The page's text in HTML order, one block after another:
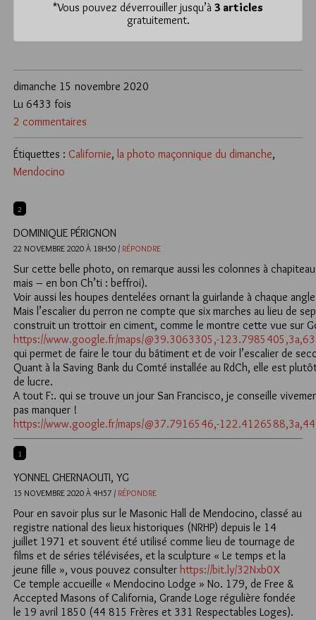
*Vous pouvez déverrouiller jusqu’à 3 articles
gratuitement.
dimanche 15 novembre 2020
2 commentaires
Lu 6433 fois
Étiquettes : Californie, la photo maçonnique du dimanche,
Mendocino
2
DOMINIQUE PÉRIGNON
22 NOVEMBRE 2020 À 18H50 / RÉPONDRE
Sur cette belle photo, on remarque aussi les colonnes à
mais – en bon Ch’ti : beffroi).
Voir aussi les houpes dentelées ornant la guirlande à chaque
Mais l’escalier du perron ne compte que six marches au lieu de
construit un trottoir en ciment, comme le montre cette vue sur
https://www.google.fr/maps/@39.3063305,-
qui permet de faire le tour du bâtiment et de voir l’escalier de
Quant à la Saving Bank du Comté installée au RdCh, elle est
de lucre.
A tout F:. qui se trouve un jour San Francisco, je conseille
pas manquer !
https://www.google.fr/maps/@37.7916546,-
1
YONNEL GHERNAOUTI, YG
15 NOVEMBRE 2020 À 4H57 / RÉPONDRE
Pour en savoir plus sur le Masonic Hall de Mendocino, classé au
registre national des lieux historiques (NRHP) depuis le 14
juillet 1971 et souvent été utilisé comme lieu de tournage de
films et de séries télévisées, et la sculpture « Le temps et la
jeune fille », vous pouvez consulter https://bit.ly/32Nxb0X
Ce temple accueille « Mendocino Lodge » No. 179, de Free &
Accepted Masons of California, Grande Loge régulière fondée
le 19 avril 1850 (44 815 Frères et 331 Respectables Loges).